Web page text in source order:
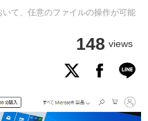
て、任意のファイルの操作が可能
148 views